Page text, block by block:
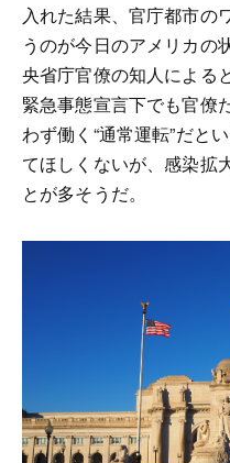
入れた結果、官庁都市の
うのが今日のアメリカの
央省庁官僚の知人による
緊急事態宣言下でも官僚
わず働く“通常運転”だと
てほしくないが、感染拡
とが多そうだ。